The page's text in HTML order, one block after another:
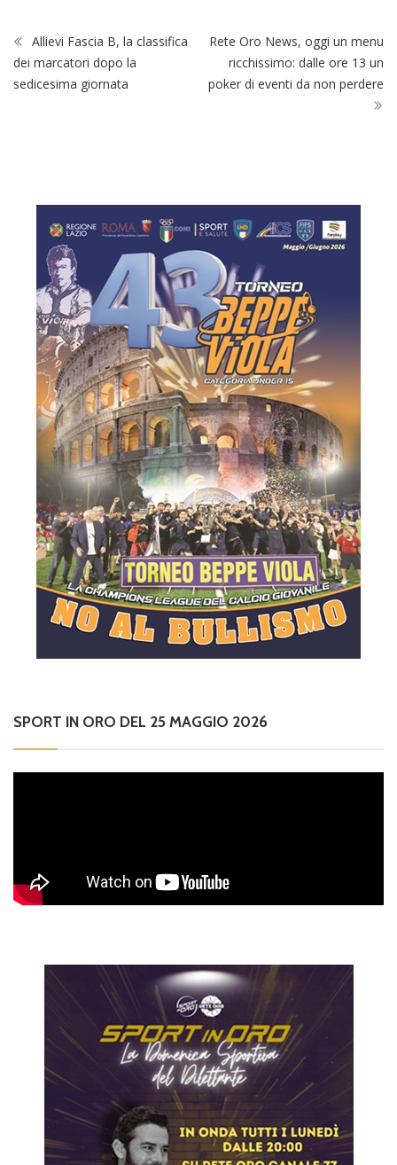
Allievi Fascia B, la classifica
dei marcatori dopo la
sedicesima giornata
Rete Oro News, oggi un menu
ricchissimo: dalle ore 13 un
poker di eventi da non perdere
SPORT IN ORO DEL 25 MAGGIO 2026